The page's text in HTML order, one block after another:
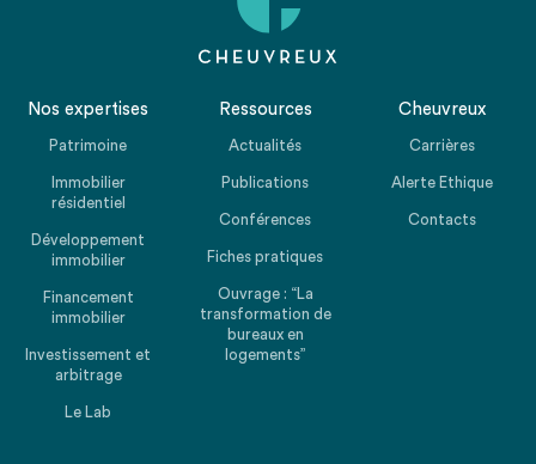
Nos expertises
Patrimoine
Immobilier
résidentiel
Développement
immobilier
Financement
immobilier
Investissement et
arbitrage
Le Lab
Ressources
Actualités
Publications
Conférences
Fiches pratiques
Ouvrage : “La
transformation de
bureaux en
logements”
Cheuvreux
Carrières
Alerte Ethique
Contacts